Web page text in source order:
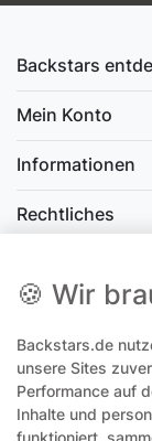
Backstars
Mein Konto
Informationen
Rechtliches
Wir antworten
es evtl. zu
🍪 Wir
Backstars.de
unsere Sites
Performance auf
Inhalte und
funktioniert,